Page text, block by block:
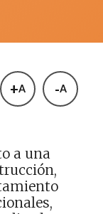
+A -A
a una